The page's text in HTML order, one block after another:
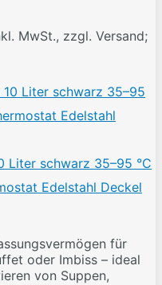
MwSt., zzgl. Versand;
Liter schwarz 35–95 °C
Edelstahl Deckel
für
oder Imbiss – ideal
von Suppen,